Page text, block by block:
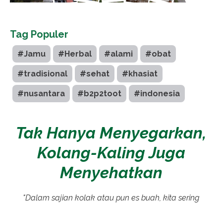
Tag Populer
#Jamu #Herbal #alami #obat
#tradisional #sehat #khasiat
#nusantara #b2p2toot #indonesia
Tak Hanya Menyegarkan,
Kolang-Kaling Juga
Menyehatkan
"Dalam sajian kolak atau pun es buah, kita sering